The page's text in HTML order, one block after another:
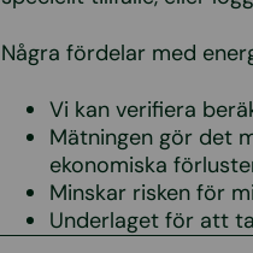
Några fördelar med
Vi kan verifiera
Mätningen gör det
ekonomiska
Minskar risken för
Underlaget för att